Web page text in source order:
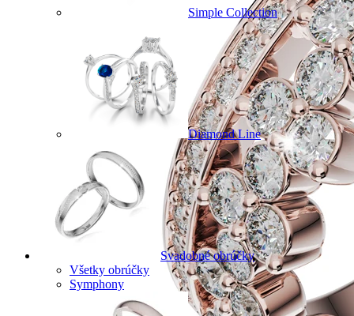
Simple Collection
Diamond Line
Svadobné obrúčky
Všetky obrúčky
Symphony